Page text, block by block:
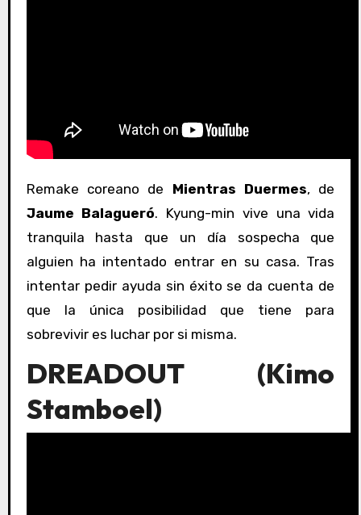
Remake coreano de Mientras Duermes, de
Jaume Balagueró. Kyung-min vive una vida
tranquila hasta que un día sospecha que
alguien ha intentado entrar en su casa. Tras
intentar pedir ayuda sin éxito se da cuenta de
que la única posibilidad que tiene para
sobrevivir es luchar por si misma.
DREADOUT (Kimo
Stamboel)